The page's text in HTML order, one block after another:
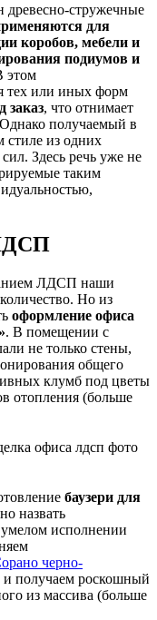
древесно-стружечные
для
коробов, мебели и
подиумов и
этом
тех или иных форм
заказ, что отнимает
получаемый в
стиле из одних
Здесь речь уже не
таким
ЛДСП наши
Но из
оформление офиса
. В помещении с
не только стены,
общего
клумб под цветы
отопления (больше
баузери для
назвать
исполнении
черно-
получаем роскошный
из массива (больше